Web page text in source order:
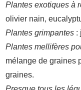
Plantes exotiques à
olivier nain,
Plantes grimpantes :
Plantes mellifères
mélange de graines
graines.